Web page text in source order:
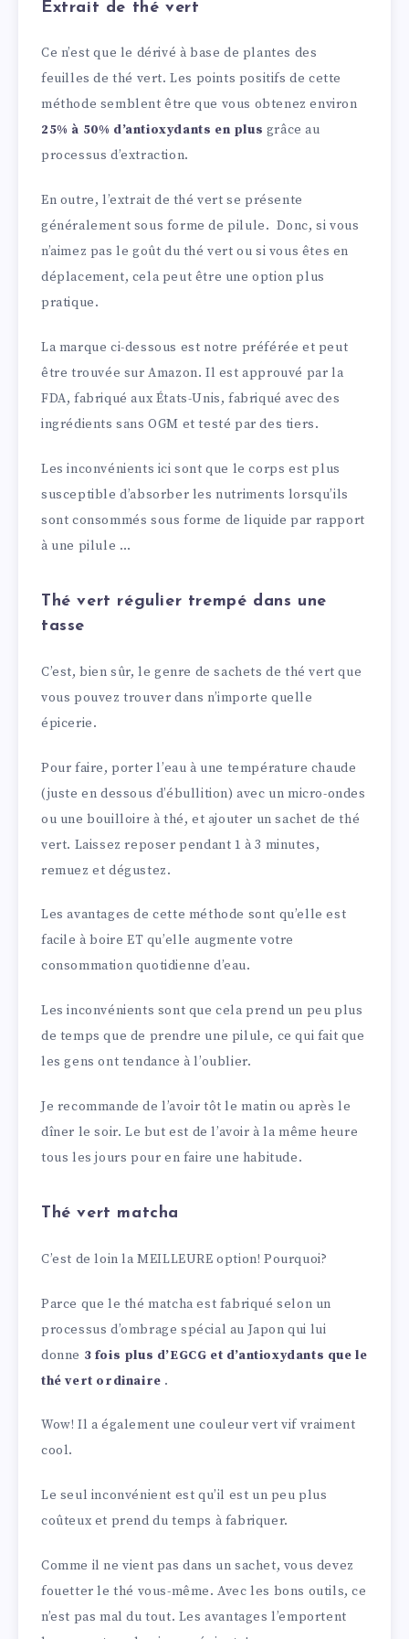
Extrait de thé vert
Ce n’est que le dérivé à base de plantes des
feuilles de thé vert. Les points positifs de cette
méthode semblent être que vous obtenez environ
25% à 50% d’antioxydants en plus grâce au
processus d’extraction.
En outre, l’extrait de thé vert se présente
généralement sous forme de pilule. Donc, si vous
n’aimez pas le goût du thé vert ou si vous êtes en
déplacement, cela peut être une option plus
pratique.
La marque ci-dessous est notre préférée et peut
être trouvée sur Amazon. Il est approuvé par la
FDA, fabriqué aux États-Unis, fabriqué avec des
ingrédients sans OGM et testé par des tiers.
Les inconvénients ici sont que le corps est plus
susceptible d’absorber les nutriments lorsqu’ils
sont consommés sous forme de liquide par rapport
à une pilule …
Thé vert régulier trempé dans une
tasse
C’est, bien sûr, le genre de sachets de thé vert que
vous pouvez trouver dans n’importe quelle
épicerie.
Pour faire, porter l’eau à une température chaude
(juste en dessous d’ébullition) avec un micro-ondes
ou une bouilloire à thé, et ajouter un sachet de thé
vert. Laissez reposer pendant 1 à 3 minutes,
remuez et dégustez.
Les avantages de cette méthode sont qu’elle est
facile à boire ET qu’elle augmente votre
consommation quotidienne d’eau.
Les inconvénients sont que cela prend un peu plus
de temps que de prendre une pilule, ce qui fait que
les gens ont tendance à l’oublier.
Je recommande de l’avoir tôt le matin ou après le
dîner le soir. Le but est de l’avoir à la même heure
tous les jours pour en faire une habitude.
Thé vert matcha
C’est de loin la MEILLEURE option! Pourquoi?
Parce que le thé matcha est fabriqué selon un
processus d’ombrage spécial au Japon qui lui
donne 3 fois plus d’EGCG et d’antioxydants que le
thé vert ordinaire .
Wow! Il a également une couleur vert vif vraiment
cool.
Le seul inconvénient est qu’il est un peu plus
coûteux et prend du temps à fabriquer.
Comme il ne vient pas dans un sachet, vous devez
fouetter le thé vous-même. Avec les bons outils, ce
n’est pas mal du tout. Les avantages l’emportent